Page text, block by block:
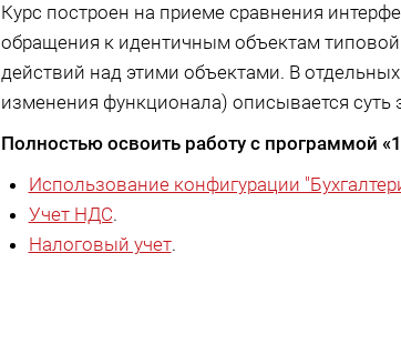
Курс построен на приеме сравнения
обращения к идентичным объектам
действий над этими объектами. В отдельных
изменения функционала) описывается суть
Полностью освоить работу с программой
Использование конфигурации
Учет НДС.
Налоговый учет.